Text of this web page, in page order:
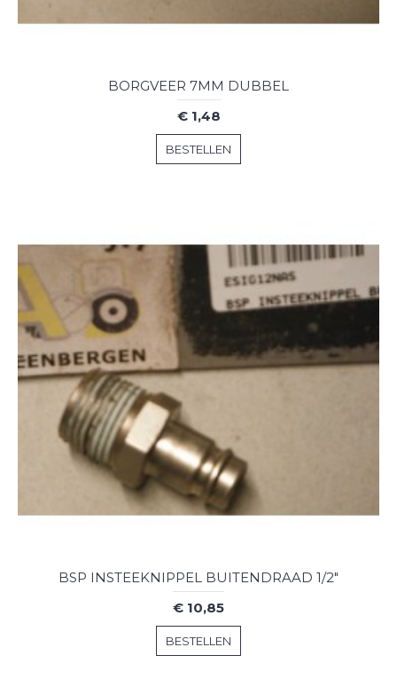
BORGVEER 7MM DUBBEL
€ 1,48
BESTELLEN
BSP INSTEEKNIPPEL BUITENDRAAD 1/2"
€ 10,85
BESTELLEN